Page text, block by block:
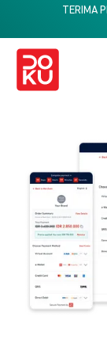
TERIMA